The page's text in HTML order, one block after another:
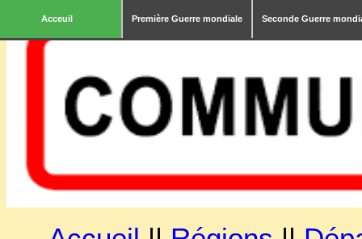
Acceuil Première Guerre mondiale Seconde Guerre